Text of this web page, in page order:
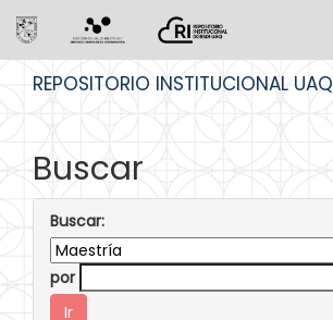
REPOSITORIO INSTITUCIONAL UAQ
Buscar
Buscar:
por